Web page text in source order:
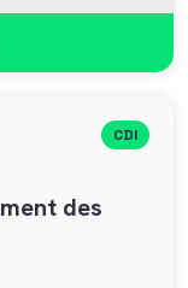
CDI
des